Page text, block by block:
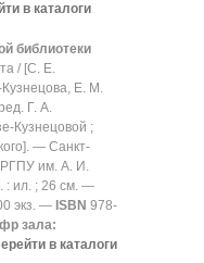
в каталоги
библиотеки
/ [С. Е.
Е. М.
Г. А.
Кузнецовой ;
— Санкт-
РГПУ им. А. И.
: ил. ; 26 см. —
экз. — ISBN 978-
зала:
в каталоги